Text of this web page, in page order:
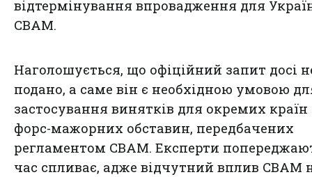
відтермінування впровадження для
CBAM.
Наголошується, що офіційний запит досі
подано, а саме він є необхідною умовою
застосування винятків для окремих країн
форс-мажорних обставин, передбачених
регламентом CBAM. Експерти
час спливає, адже відчутний вплив CBAM